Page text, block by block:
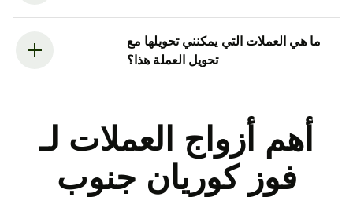
ما هي العملات التي يمكنني تحويلها مع
تحويل العملة هذا؟
أهم أزواج العملات لـ
فوز كوريان جنوب